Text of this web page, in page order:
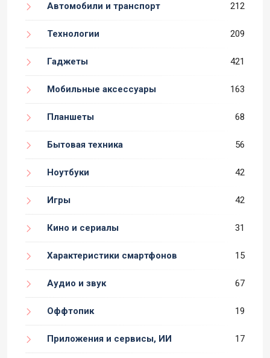
Автомобили и транспорт 212
Технологии 209
Гаджеты 421
Мобильные аксессуары 163
Планшеты 68
Бытовая техника 56
Ноутбуки 42
Игры 42
Кино и сериалы 31
Характеристики смартфонов 15
Аудио и звук 67
Оффтопик 19
Приложения и сервисы, ИИ 17